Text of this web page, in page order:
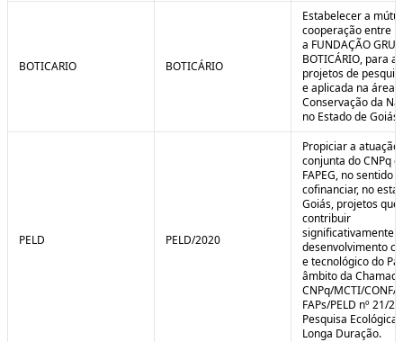
BOTICARIO BOTICÁRIO
Estabelecer a
cooperação entre
a FUNDAÇÃO
BOTICÁRIO, para
projetos de
e aplicada na área
Conservação da
no Estado de Goiás.
PELD PELD/2020
Propiciar a atuação
conjunta do CNPq e
FAPEG, no sentido
cofinanciar, no
Goiás, projetos que
contribuir
significativamente
desenvolvimento
e tecnológico do
âmbito da Chamada
CNPq/MCTI/
FAPs/PELD nº 21/
Pesquisa Ecológica
Longa Duração.